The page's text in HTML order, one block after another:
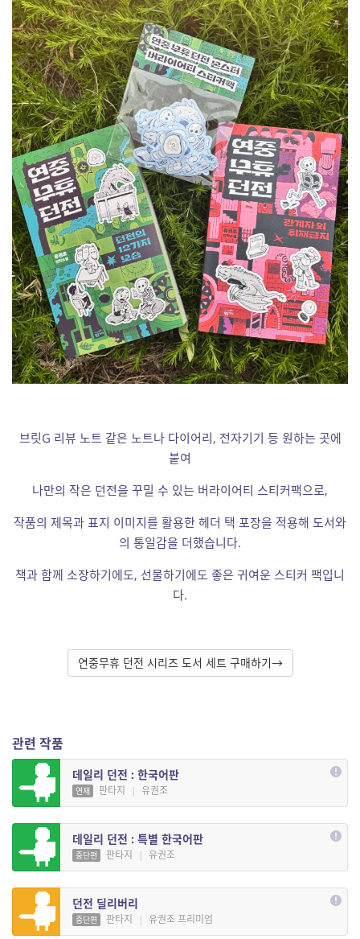
브릿G 리뷰 노트 같은 노트나 다이어리, 전자기기 등 원하는 곳에
붙여
나만의 작은 던전을 꾸밀 수 있는 버라이어티 스티커팩으로,
작품의 제목과 표지 이미지를 활용한 헤더 택 포장을 적용해 도서와
의 통일감을 더했습니다.
책과 함께 소장하기에도, 선물하기에도 좋은 귀여운 스티커 팩입니
다.
연중무휴 던전 시리즈 도서 세트 구매하기→
관련 작품
데일리 던전 : 한국어판
연재 판타지 | 유권조
데일리 던전 : 특별 한국어판
중단편 판타지 | 유권조
던전 딜리버리
중단편 판타지 | 유권조 프리미엄